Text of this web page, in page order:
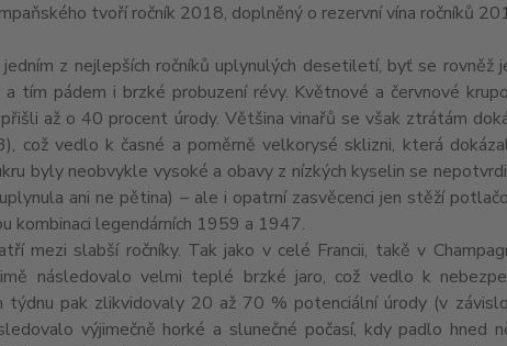
tvoří ročník 2018, doplněný o rezervní vína ročníků
z nejlepších ročníků uplynulých desetiletí, byť se
a tím pádem i brzké probuzení révy. Květnové a červnové
až o 40 procent úrody. Většina vinařů se však ztrátám
což vedlo k časné a poměrně velkorysé sklizni, která
byly neobvykle vysoké a obavy z nízkých kyselin se
ani ne pětina) – ale i opatrní zasvěcenci jen stěží
kombinaci legendárních 1959 a 1947.
mezi slabší ročníky. Tak jako v celé Francii, takě v
následovalo velmi teplé brzké jaro, což vedlo k
týdnu pak zlikvidovaly 20 až 70 % potenciální úrody (v
výjimečně horké a slunečné počasí, kdy padlo